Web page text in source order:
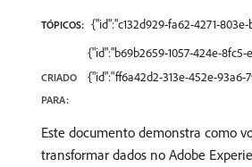
TÓPICOS: {"id":"c132d929-fa62-4271-
CRIADO
PARA:
{"id":"b69b2659-1057-424e-8fc5-
{"id":"ff6a42d2-313e-452e-93a6-
Este documento demonstra como
transformar dados no Adobe